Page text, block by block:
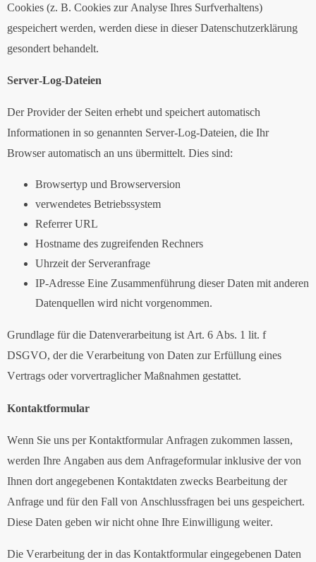
Cookies (z. B. Cookies zur Analyse Ihres Surfverhaltens)
gespeichert werden, werden diese in dieser Datenschutzerklärung
gesondert behandelt.
Server-Log-Dateien
Der Provider der Seiten erhebt und speichert automatisch
Informationen in so genannten Server-Log-Dateien, die Ihr
Browser automatisch an uns übermittelt. Dies sind:
Browsertyp und Browserversion
verwendetes Betriebssystem
Referrer URL
Hostname des zugreifenden Rechners
Uhrzeit der Serveranfrage
IP-Adresse Eine Zusammenführung dieser Daten mit anderen
Datenquellen wird nicht vorgenommen.
Grundlage für die Datenverarbeitung ist Art. 6 Abs. 1 lit. f
DSGVO, der die Verarbeitung von Daten zur Erfüllung eines
Vertrags oder vorvertraglicher Maßnahmen gestattet.
Kontaktformular
Wenn Sie uns per Kontaktformular Anfragen zukommen lassen,
werden Ihre Angaben aus dem Anfrageformular inklusive der von
Ihnen dort angegebenen Kontaktdaten zwecks Bearbeitung der
Anfrage und für den Fall von Anschlussfragen bei uns gespeichert.
Diese Daten geben wir nicht ohne Ihre Einwilligung weiter.
Die Verarbeitung der in das Kontaktformular eingegebenen Daten